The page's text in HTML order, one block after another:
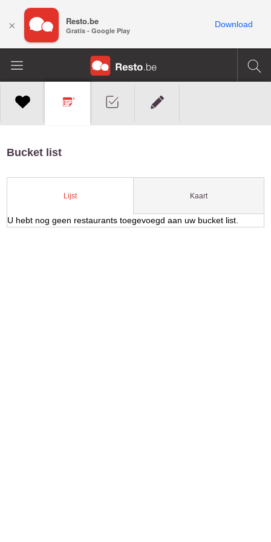
Bucket list
Lijst Kaart
U hebt nog geen restaurants toegevoegd aan uw bucket list.
× Resto.be
Gratis - Google Play
Download